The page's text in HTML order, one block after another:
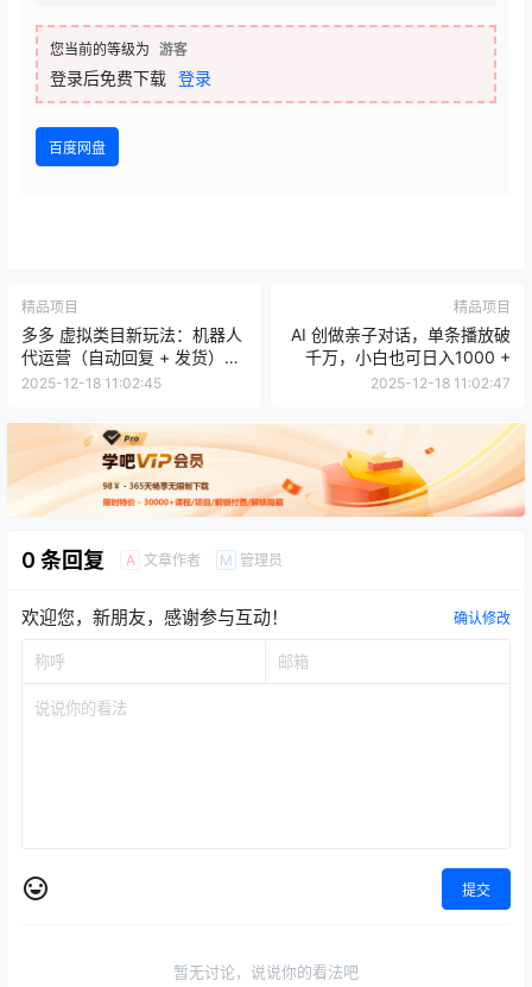
您当前的等级为 游客
登录后免费下载 登录
百度网盘
精品项目
多多 虚拟类目新玩法：机器人
代运营（自动回复 + 发货），
轻松实现月入 1-5W
2025-12-18 11:02:45
精品项目
AI 创做亲子对话，单条播放破
千万，小白也可日入1000 +
2025-12-18 11:02:47
0 条回复 A 文章作者 M 管理员
欢迎您，新朋友，感谢参与互动！ 确认修改
提交
暂无讨论，说说你的看法吧